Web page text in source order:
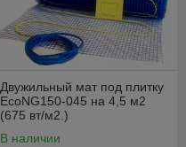
Двужильный мат под плитку
EcoNG150-045 на 4,5 м2
(675 вт/м2.)
В наличии